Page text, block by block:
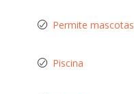
Permite mascotas
Piscina